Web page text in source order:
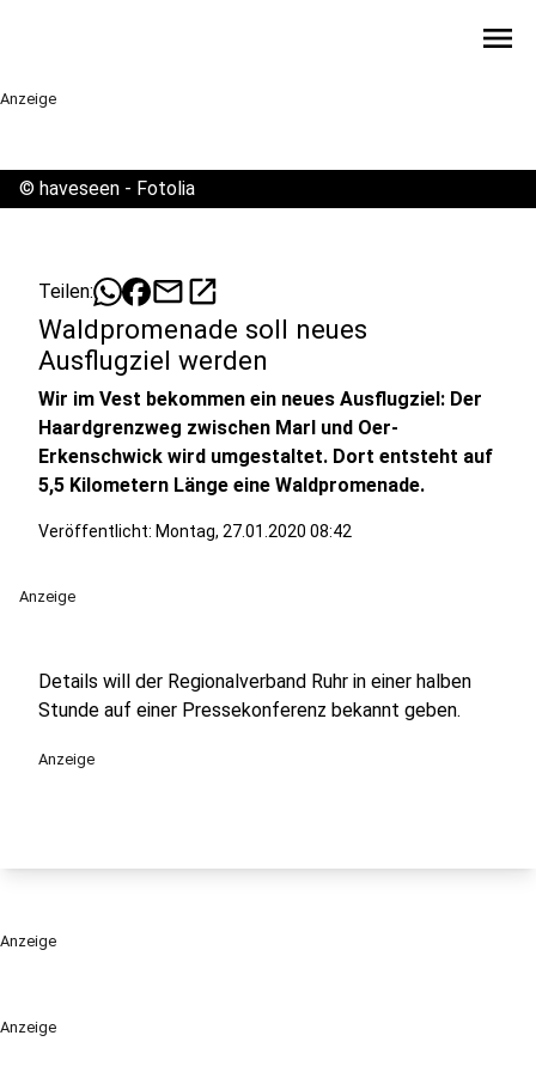
menu
Anzeige
Anzeige
© haveseen - Fotolia
Teilen: mailopen_in_new
Waldpromenade soll neues
Ausflugziel werden
Wir im Vest bekommen ein neues Ausflugziel: Der
Haardgrenzweg zwischen Marl und Oer-
Erkenschwick wird umgestaltet. Dort entsteht auf
5,5 Kilometern Länge eine Waldpromenade.
Veröffentlicht: Montag, 27.01.2020 08:42
Anzeige
Details will der Regionalverband Ruhr in einer halben
Stunde auf einer Pressekonferenz bekannt geben.
Anzeige
Anzeige